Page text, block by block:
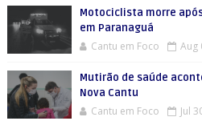
Motociclista morre
em Paranaguá
Cantu em Foco Aug
Mutirão de saúde
Nova Cantu
Cantu em Foco Jul